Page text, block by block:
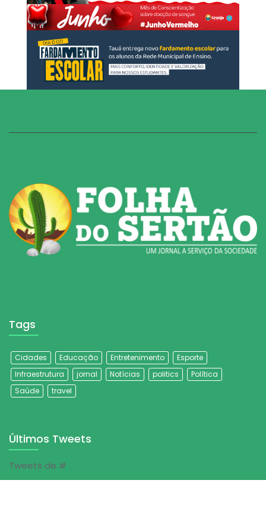
Tags
Cidades Educação Entretenimento
Esporte
Infraestrutura
jornal Notícias politics
Política
Saúde
travel
Últimos Tweets
Tweets de #